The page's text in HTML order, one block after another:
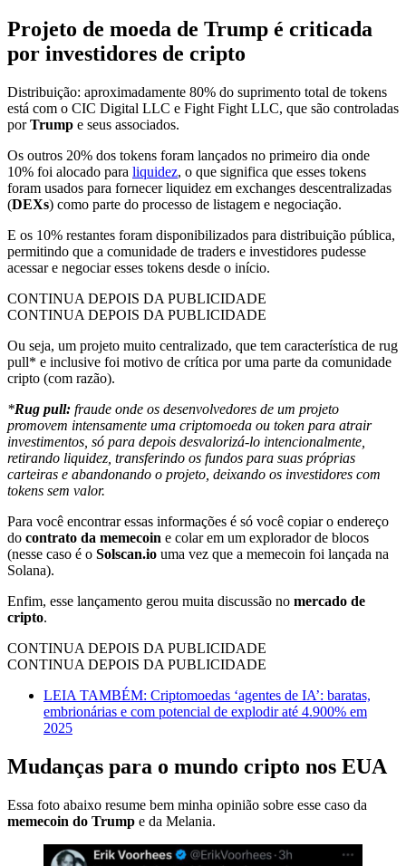
Projeto de moeda de Trump é criticada
por investidores de cripto
Distribuição: aproximadamente 80% do suprimento total de tokens
está com o CIC Digital LLC e Fight Fight LLC, que são controladas
porTrump e seus associados.
Os outros 20% dos tokens foram lançados no primeiro dia onde
10% foi alocado para liquidez, o que significa que esses tokens
foram usados para fornecer liquidez em exchanges descentralizadas
(DEXs) como parte do processo de listagem e negociação.
E os 10% restantes foram disponibilizados para distribuição pública,
permitindo que a comunidade de traders e investidores pudesse
acessar e negociar esses tokens desde o início.
CONTINUA DEPOIS DA PUBLICIDADE
CONTINUA DEPOIS DA PUBLICIDADE
Ou seja, um projeto muito centralizado, que tem característica de rug
pull* e inclusive foi motivo de crítica por uma parte da comunidade
cripto (com razão).
*Rug pull: fraude onde os desenvolvedores de um projeto
promovem intensamente uma criptomoeda ou token para atrair
investimentos, só para depois desvalorizá-lo intencionalmente,
retirando liquidez, transferindo os fundos para suas próprias
carteiras e abandonando o projeto, deixando os investidores com
tokens sem valor.
Para você encontrar essas informações é só você copiar o endereço
do contrato da memecoin e colar em um explorador de blocos
(nesse caso é o Solscan.io uma vez que a memecoin foi lançada na
Solana).
Enfim, esse lançamento gerou muita discussão no mercado de
cripto.
CONTINUA DEPOIS DA PUBLICIDADE
CONTINUA DEPOIS DA PUBLICIDADE
LEIA TAMBÉM: Criptomoedas ‘agentes de IA’: baratas,
embrionárias e com potencial de explodir até 4.900% em
2025
Mudanças para o mundo cripto nos EUA
Essa foto abaixo resume bem minha opinião sobre esse caso da
memecoin do Trump e da Melania.